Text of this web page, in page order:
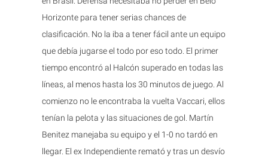
Horizonte para tener serias chances de
clasificación. No la iba a tener fácil ante un equipo
que debía jugarse el todo por eso todo. El primer
tiempo encontró al Halcón superado en todas las
líneas, al menos hasta los 30 minutos de juego. Al
comienzo no le encontraba la vuelta Vaccari, ellos
tenían la pelota y las situaciones de gol. Martín
Benitez manejaba su equipo y el 1-0 no tardó en
llegar. El ex Independiente remató y tras un desvío